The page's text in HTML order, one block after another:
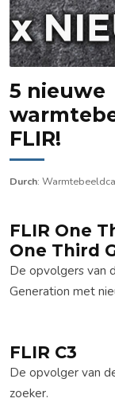
5 nieuwe
FLIR!
Durch:
FLIR One
One Third
De opvolgers van
Generation met
FLIR C3
De opvolger van
zoeker.